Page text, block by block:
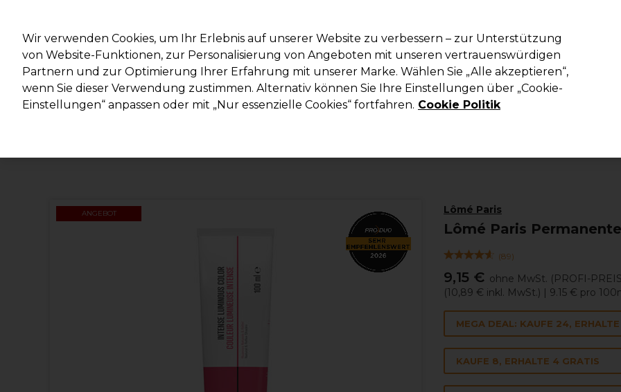
Suchen
Marken Deals Haare Elektrogeräte Saloneinrichtung Kosmetik Herrenfriseur Inspiration Die Professional
Lieferung und Lieferzeiten
Lômé Paris
Lômé Paris
(89)
9,15 € ohne MwSt. (PROFI-
(10,89 € inkl. MwSt.) | 9.15 € pro
ANGEBOT
MEGA DEAL: KAUFE 24,
KAUFE 8, ERHALTE 4 GRATIS
Wir verwenden Cookies, um Ihr Erlebnis auf unserer Website zu verbessern – zur Unterstützung
von Website-Funktionen, zur Personalisierung von Angeboten mit unseren vertrauenswürdigen
Partnern und zur Optimierung Ihrer Erfahrung mit unserer Marke. Wählen Sie „Alle akzeptieren“,
wenn Sie dieser Verwendung zustimmen. Alternativ können Sie Ihre Einstellungen über „Cookie-
Einstellungen“ anpassen oder mit „Nur essenzielle Cookies“ fortfahren. Cookie Politik